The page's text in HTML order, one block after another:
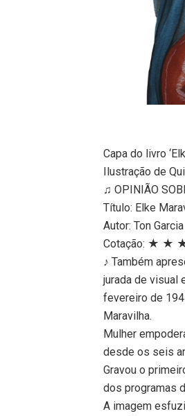
Capa do livro
Ilustração de
♫ OPINIÃO
Título: Elke
Autor: Ton Garcia
Cotação: ★ ★
♪ Também
jurada de visual
fevereiro de
Maravilha.
Mulher
desde os seis
Gravou o
dos programas
A imagem